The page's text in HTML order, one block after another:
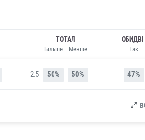
ТОТАЛ
2.5
Більше
50%
Менше
50%
Так
47%